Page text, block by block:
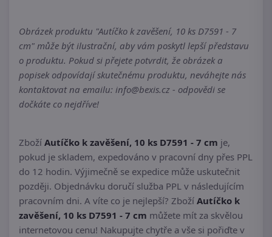
Obrázek produktu "Autíčko k zavěšení, 10 ks D7591 - 7
cm" může být ilustrační, aby vám poskytl lepší představu
o produktu. Pokud si přejete potvrdit, že obrázek a
popisek odpovídají skutečnému produktu, neváhejte nás
kontaktovat na emailu: info@bexis.cz - odpovědi se
dočkáte co nejdříve!
Zboží Autíčko k zavěšení, 10 ks D7591 - 7 cm je,
pokud je skladem, expedováno v pracovní dny přes PPL
do 12 hodin. Výjimečně se expedice může uskutečnit
později. Objednávku doručí služba PPL v následujícím
pracovním dni. A víte co je nejlepší? Zboží Autíčko k
zavěšení, 10 ks D7591 - 7 cm můžete mít za skvělou
internetovou cenu! Nakupujte chytře a vše si pořiďte v